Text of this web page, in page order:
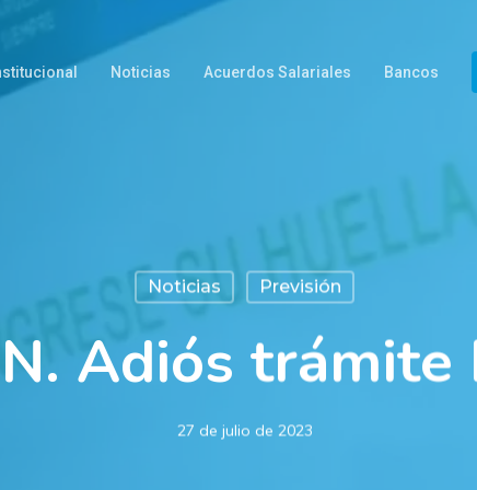
Noticias Acuerdos Salariales Bancos
Noticias Previsión
Adiós trámite
27 de julio de 2023